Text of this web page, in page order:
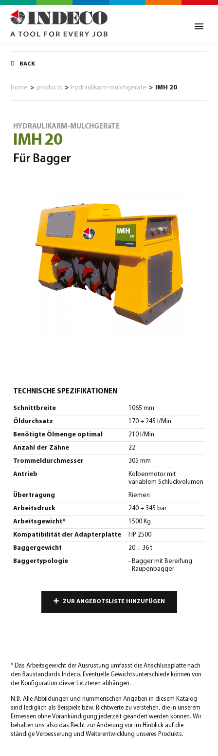
BACK
home > products > hydraulikarm-mulchgeräte > IMH 20
HYDRAULIKARM-MULCHGERäTE
IMH 20
Für Bagger
TECHNISCHE SPEZIFIKATIONEN
Schnittbreite 1065 mm
Öldurchsatz 170 ÷ 245 l/Min
Benötigte Ölmenge optimal 210 l/Min
Anzahl der Zähne 22
Trommeldurchmesser 305 mm
Antrieb
Kolbenmotor mit
variablem Schluckvolumen
Übertragung Riemen
Arbeitsdruck 240 ÷ 345 bar
Arbeitsgewicht* 1500 Kg
Kompatibilität der Adapterplatte HP 2500
Baggergewicht 20 ÷ 36 t
Baggertypologie
- Bagger mit Bereifung
- Raupenbagger
ZUR ANGEBOTSLISTE HINZUFÜGEN
* Das Arbeitsgewicht der Ausrüstung umfasst die Anschlussplatte nach
den Baustandards Indeco. Eventuelle Gewichtsunterschiede können von
der Konfiguration dieser Letzteren abhängen.
N.B. Alle Abbildungen und nummerischen Angaben in diesem Katalog
sind lediglich als Beispiele bzw. Richtwerte zu verstehen, die in unserem
Ermessen ohne Vorankündigung jederzeit geändert werden können. Wir
behalten uns also das Recht zur Änderung vor im Hinblick auf die
ständige Verbesserung und Weiterentwicklung unseres Produkts.